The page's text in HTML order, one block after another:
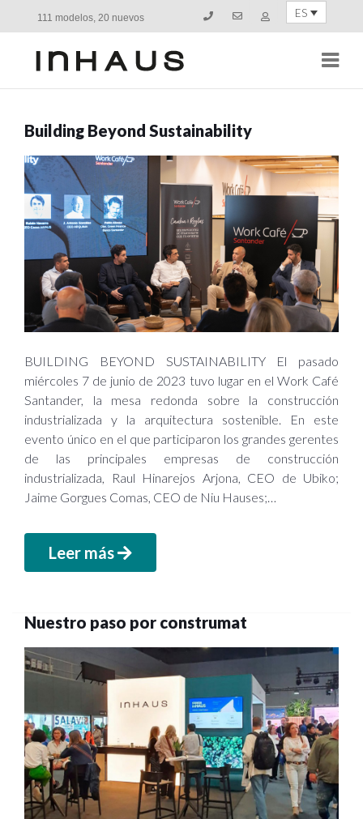
111 modelos, 20 nuevos ES
Building Beyond Sustainability
BUILDING BEYOND SUSTAINABILITY El pasado
miércoles 7 de junio de 2023 tuvo lugar en el Work Café
Santander, la mesa redonda sobre la construcción
industrializada y la arquitectura sostenible. En este
evento único en el que participaron los grandes gerentes
de las principales empresas de construcción
industrializada, Raul Hinarejos Arjona, CEO de Ubiko;
Jaime Gorgues Comas, CEO de Niu Hauses;…
Leer más
Nuestro paso por construmat